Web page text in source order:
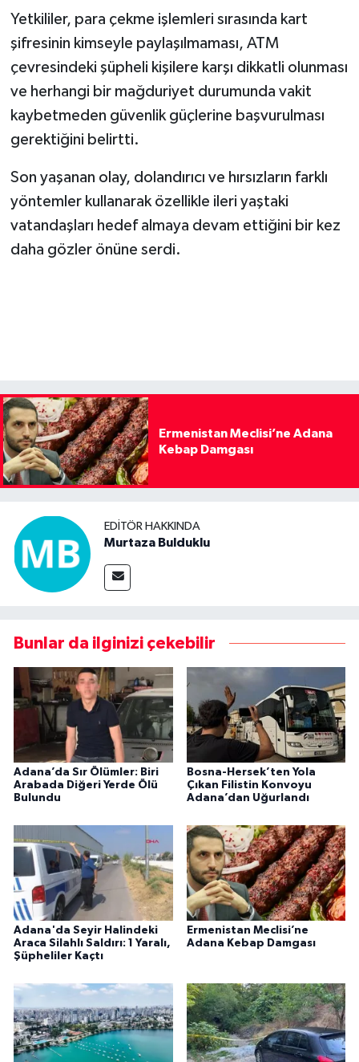
Yetkililer, para çekme işlemleri sırasında kart
şifresinin kimseyle paylaşılmaması, ATM
çevresindeki şüpheli kişilere karşı dikkatli olunması
ve herhangi bir mağduriyet durumunda vakit
kaybetmeden güvenlik güçlerine başvurulması
gerektiğini belirtti.
Son yaşanan olay, dolandırıcı ve hırsızların farklı
yöntemler kullanarak özellikle ileri yaştaki
vatandaşları hedef almaya devam ettiğini bir kez
daha gözler önüne serdi.
Ermenistan Meclisi’ne Adana
Kebap Damgası
EDITÖR HAKKINDA
Murtaza Bulduklu
Bunlar da ilginizi çekebilir
Adana’da Sır Ölümler: Biri
Arabada Diğeri Yerde Ölü
Bulundu
Bosna-Hersek’ten Yola
Çıkan Filistin Konvoyu
Adana’dan Uğurlandı
Adana'da Seyir Halindeki
Araca Silahlı Saldırı: 1 Yaralı,
Şüpheliler Kaçtı
Ermenistan Meclisi’ne
Adana Kebap Damgası